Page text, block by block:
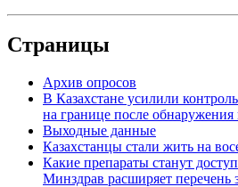
Страницы
Архив опросов
В Казахстане усилили
на границе после обнаружения
Выходные данные
Казахстанцы стали жить на
Какие препараты станут
Минздрав расширяет перечень